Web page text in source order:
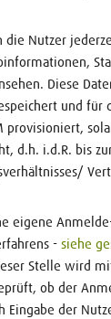
die Nutzer
Diese
und für
provisioniert,
d.h. i.d.R. bis
eigene
- siehe
Stelle wird
ob der
Eingabe der